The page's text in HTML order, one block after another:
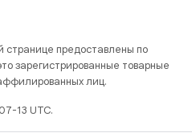
странице предоставлены по
зарегистрированные товарные
лиц.
13 UTC.